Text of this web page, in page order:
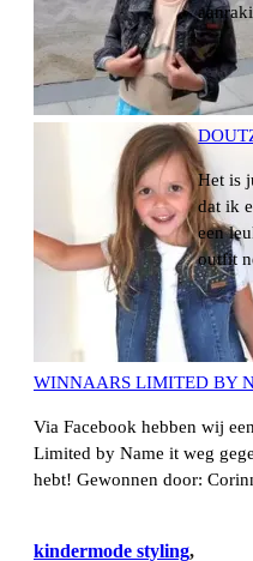
Het is
dat ik
een
outfit
WINNAARS LIMITED BY
Via Facebook hebben wij
Limited by Name it weg
hebt! Gewonnen door:
kindermode styling